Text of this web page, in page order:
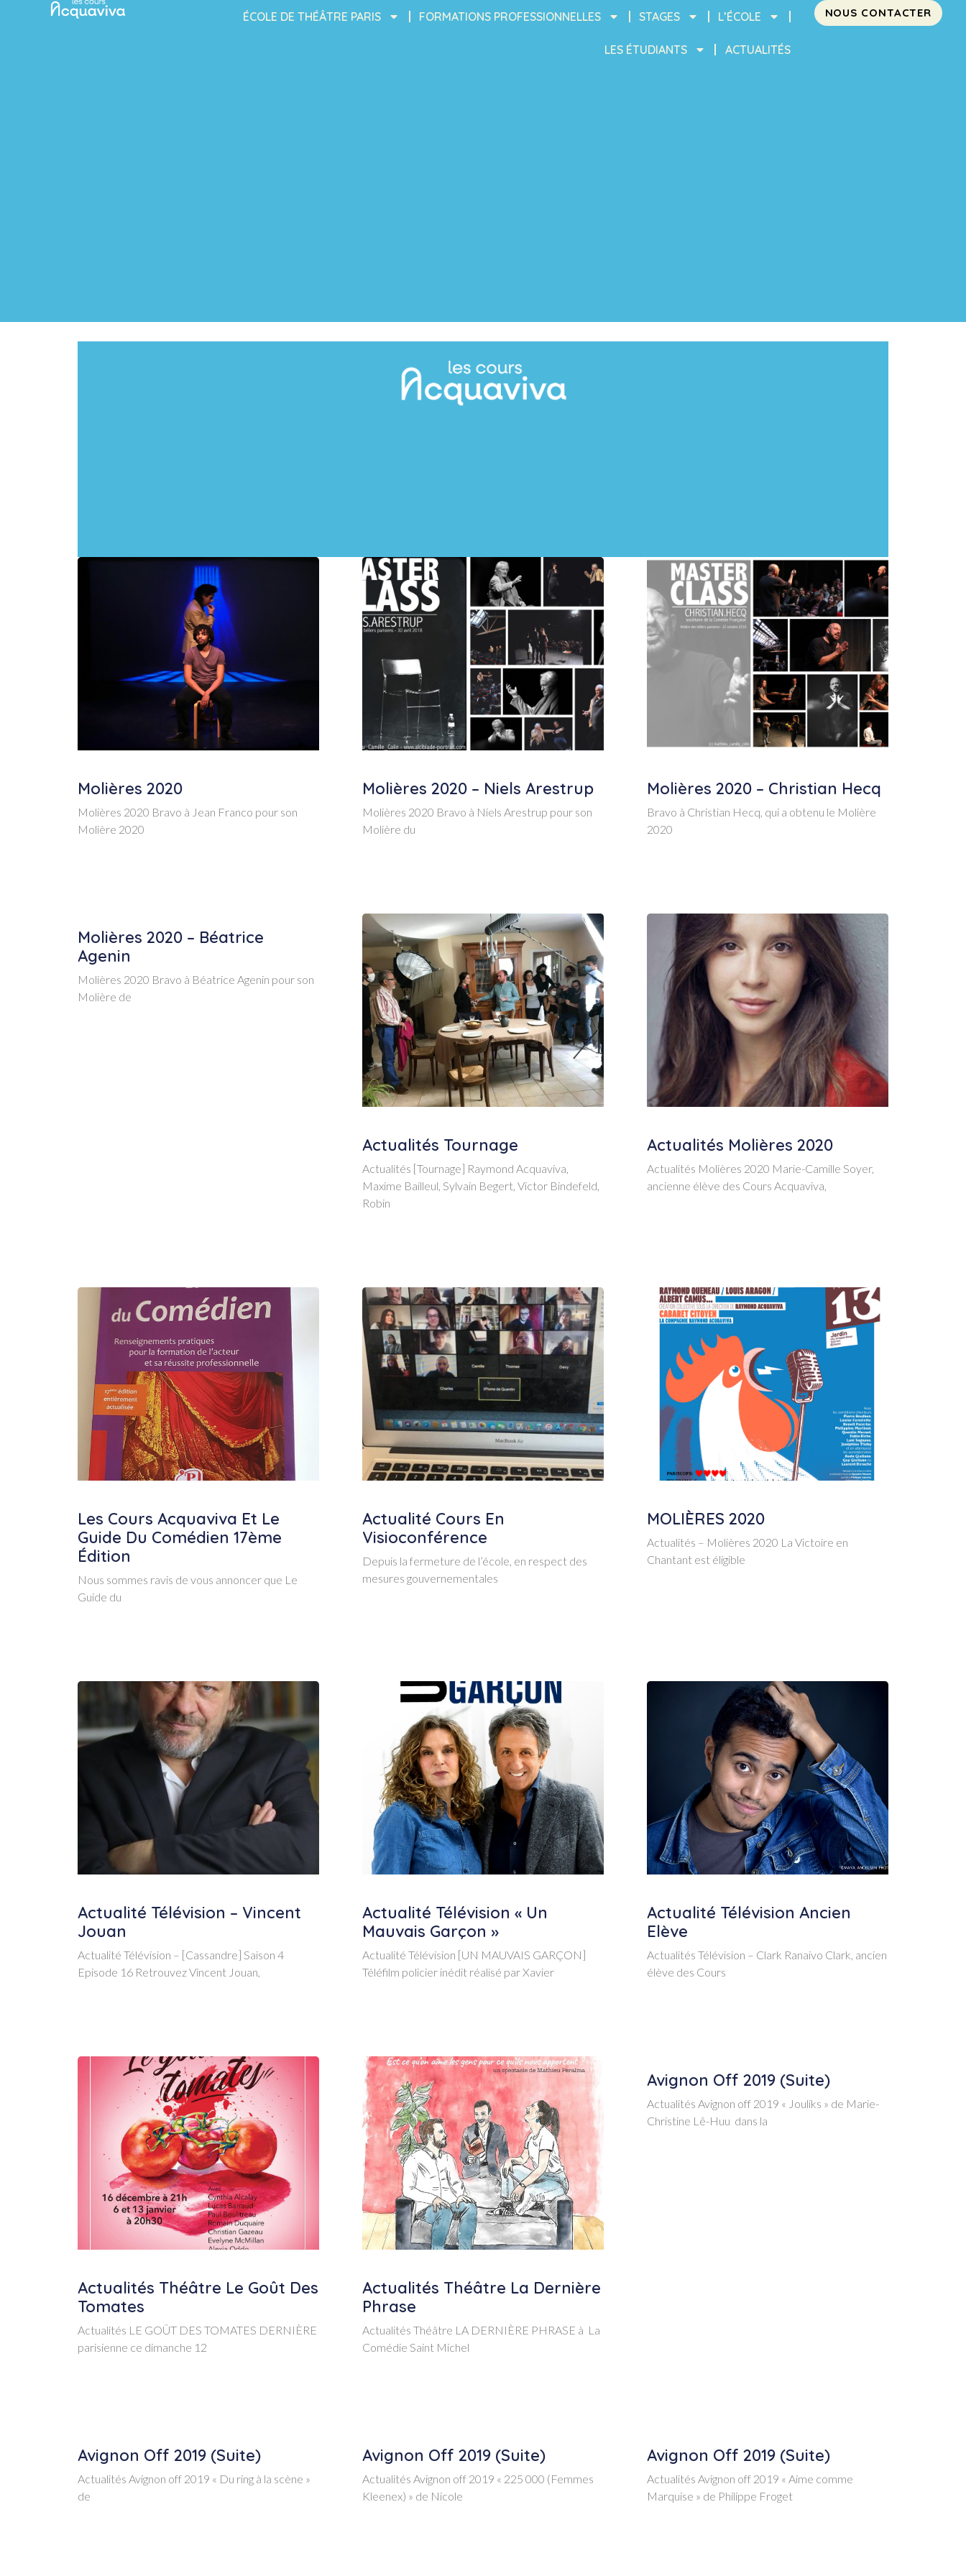
ÉCOLE DE THÉÂTRE PARIS FORMATIONS PROFESSIONNELLES STAGES L’ÉCOLE
LES ÉTUDIANTS ACTUALITÉS
NOUS CONTACTER
Molières 2020
Molières 2020 Bravo à Jean Franco pour son
Molière 2020
Molières 2020 – Niels Arestrup
Molières 2020 Bravo à Niels Arestrup pour son
Molière du
Molières 2020 – Christian Hecq
Bravo à Christian Hecq, qui a obtenu le Molière
2020
Molières 2020 – Béatrice
Agenin
Molières 2020 Bravo à Béatrice Agenin pour son
Molière de
Actualités Tournage
Actualités [Tournage] Raymond Acquaviva,
Maxime Bailleul, Sylvain Begert, Victor Bindefeld,
Robin
Actualités Molières 2020
Actualités Molières 2020 Marie-Camille Soyer,
ancienne élève des Cours Acquaviva,
Les Cours Acquaviva Et Le
Guide Du Comédien 17ème
Édition
Nous sommes ravis de vous annoncer que Le
Guide du
Actualité Cours En
Visioconférence
Depuis la fermeture de l’école, en respect des
mesures gouvernementales
MOLIÈRES 2020
Actualités – Molières 2020 La Victoire en
Chantant est éligible
Actualité Télévision – Vincent
Jouan
Actualité Télévision – [Cassandre] Saison 4
Episode 16 Retrouvez Vincent Jouan,
Actualité Télévision « Un
Mauvais Garçon »
Actualité Télévision [UN MAUVAIS GARÇON]
Téléfilm policier inédit réalisé par Xavier
Actualité Télévision Ancien
Elève
Actualités Télévision – Clark Ranaivo Clark, ancien
élève des Cours
Actualités Théâtre Le Goût Des
Tomates
Actualités LE GOÛT DES TOMATES DERNIÈRE
parisienne ce dimanche 12
Actualités Théâtre La Dernière
Phrase
Actualités Théâtre LA DERNIÈRE PHRASE à La
Comédie Saint Michel
Avignon Off 2019 (suite)
Actualités Avignon off 2019 « Jouliks » de Marie-
Christine Lê-Huu dans la
Avignon Off 2019 (suite)
Actualités Avignon off 2019 « Du ring à la scène »
de
Avignon Off 2019 (suite)
Actualités Avignon off 2019 « 225 000 (Femmes
Kleenex) » de Nicole
Avignon Off 2019 (suite)
Actualités Avignon off 2019 « Aime comme
Marquise » de Philippe Froget